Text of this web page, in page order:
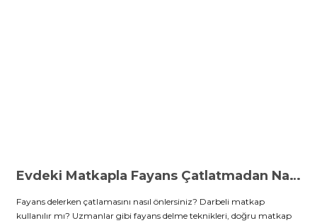
Evdeki Matkapla Fayans Çatlatmadan Nasıl Delik Açılır?
Fayans delerken çatlamasını nasıl önlersiniz? Darbeli matkap
kullanılır mı? Uzmanlar gibi fayans delme teknikleri, doğru matkap